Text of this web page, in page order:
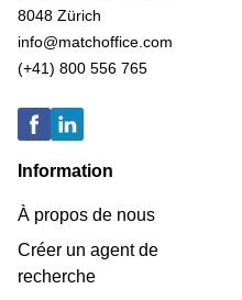
8048 Zürich
info@matchoffice.com
(+41) 800 556 765
Information
À propos de nous
Créer un agent de
recherche